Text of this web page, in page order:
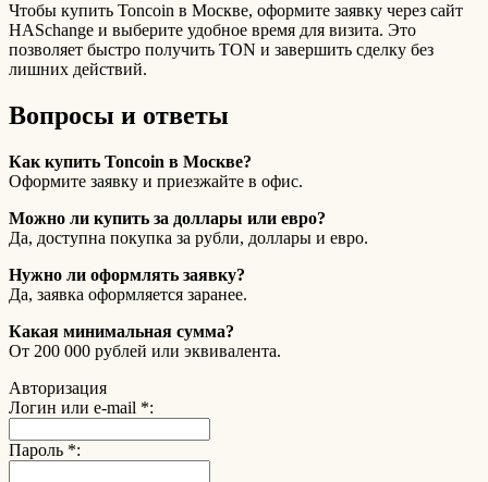
Чтобы купить Toncoin в Москве, оформите заявку через сайт
HASchange и выберите удобное время для визита. Это
позволяет быстро получить TON и завершить сделку без
лишних действий.
Вопросы и ответы
Как купить Toncoin в Москве?
Оформите заявку и приезжайте в офис.
Можно ли купить за доллары или евро?
Да, доступна покупка за рубли, доллары и евро.
Нужно ли оформлять заявку?
Да, заявка оформляется заранее.
Какая минимальная сумма?
От 200 000 рублей или эквивалента.
Авторизация
Логин или e-mail *:
Пароль *: